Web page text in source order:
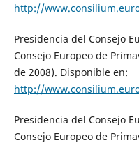
http://
Presidencia del Consejo
Consejo Europeo de
de 2008). Disponible en:
http://
Presidencia del Consejo
Consejo Europeo de